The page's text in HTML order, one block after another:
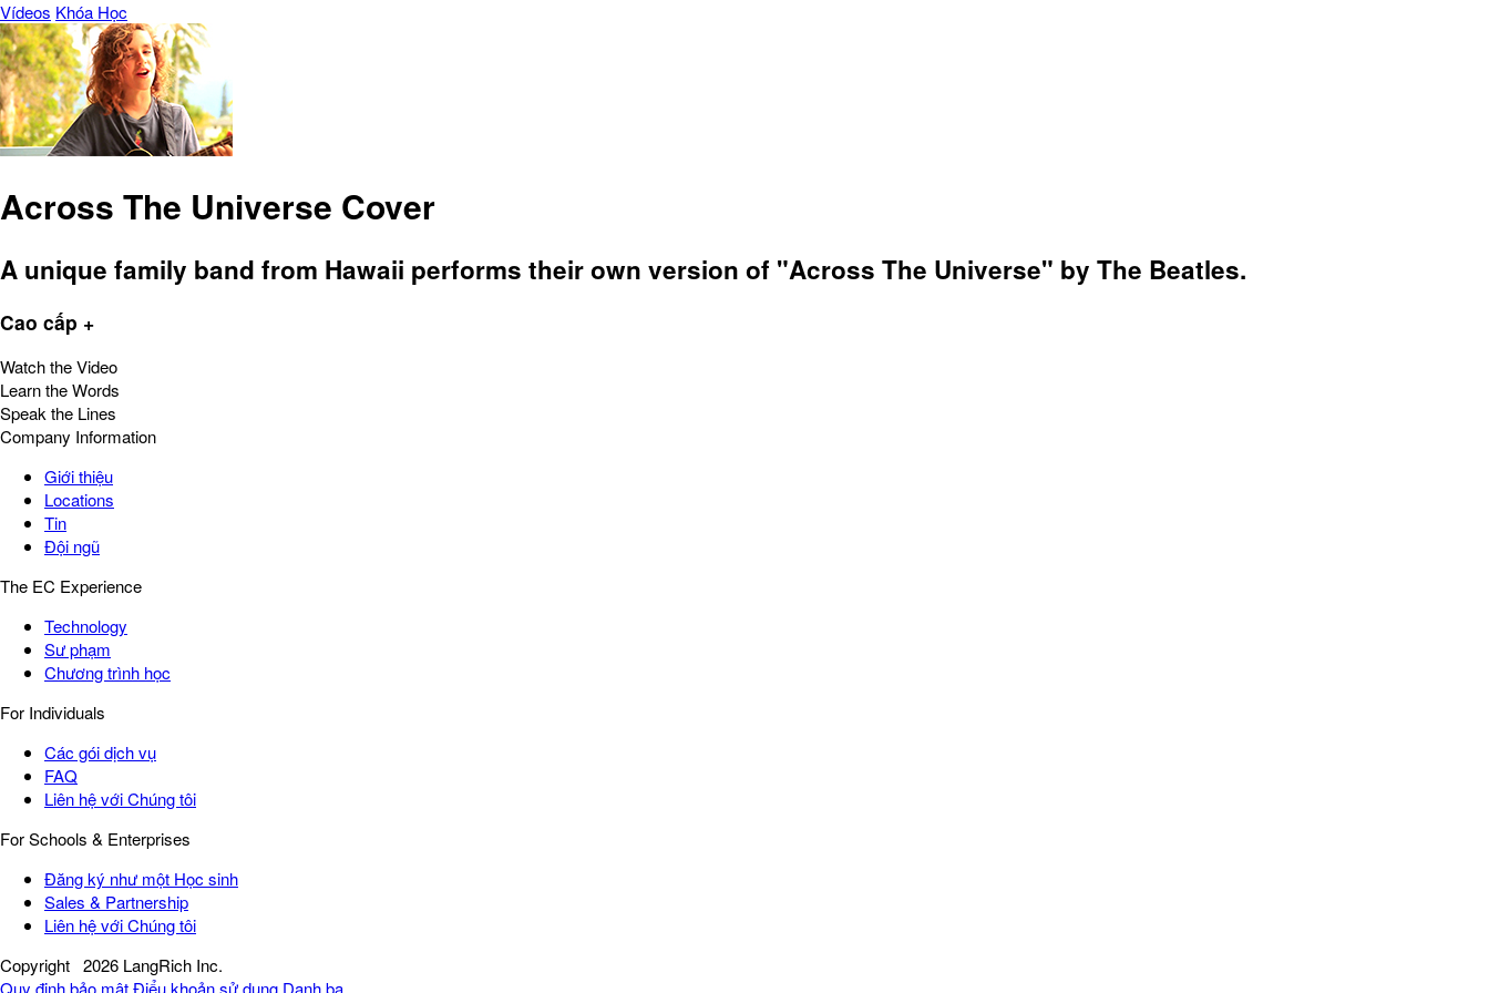
Vídeos Khóa Học
Across The Universe Cover
A unique family band from Hawaii performs their own version of "Across The Universe" by The Beatles.
Cao cấp +
Watch the Video
Learn the Words
Speak the Lines
Company Information
Giới thiệu
Locations
Tin
Đội ngũ
The EC Experience
Technology
Sư phạm
Chương trình học
For Individuals
Các gói dịch vụ
FAQ
Liên hệ với Chúng tôi
For Schools & Enterprises
Đăng ký như một Học sinh
Sales & Partnership
Liên hệ với Chúng tôi
Copyright 2026 LangRich Inc.